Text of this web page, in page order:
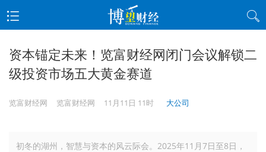
资本锚定未来！览富财经网闭门会议解锁二
级投资市场五大黄金赛道
览富财经网 览富财经网 11月11日 11时 大公司
初冬的湖州，智慧与资本的风云际会。2025年11月7日至8日，